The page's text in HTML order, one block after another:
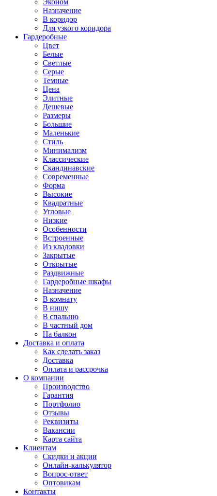
Эконом
Назначение
В коридор
Для узкого коридора
Гардеробные
Цвет
Белые
Светлые
Серые
Темные
Цена
Элитные
Дешевые
Размеры
Большие
Маленькие
Стиль
Минимализм
Классические
Скандинавские
Современные
Форма
Высокие
Квадратные
Угловые
Низкие
Особенности
Встроенные
Из кладовки
Закрытые
Открытые
Раздвижные
Гардеробные шкафы
Назначение
В комнату
В нишу
В спальню
В частный дом
На балкон
Доставка и оплата
Как сделать заказ
Доставка
Оплата и рассрочка
О компании
Производство
Гарантия
Портфолио
Отзывы
Реквизиты
Вакансии
Карта сайта
Клиентам
Скидки и акции
Онлайн-калькулятор
Вопрос-ответ
Оптовикам
Контакты